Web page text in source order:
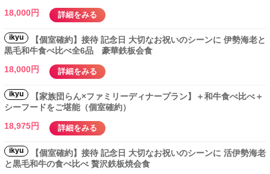
18,000円
詳細をみる
ikyu
【個室確約】接待 記念日 大切なお祝いのシーンに 伊勢海老と
黒毛和牛食べ比べ全6品 豪華鉄板会食
18,000円
詳細をみる
ikyu
【家族団らん×ファミリーディナープラン】＋和牛食べ比べ＋
シーフードをご堪能（個室確約）
18,975円
詳細をみる
ikyu
【個室確約】接待 記念日 大切なお祝いのシーンに 活伊勢海老
と黒毛和牛の食べ比べ 贅沢鉄板焼会食